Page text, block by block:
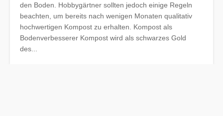
den Boden. Hobbygärtner sollten jedoch einige Regeln
beachten, um bereits nach wenigen Monaten qualitativ
hochwertigen Kompost zu erhalten. Kompost als
Bodenverbesserer Kompost wird als schwarzes Gold
des...